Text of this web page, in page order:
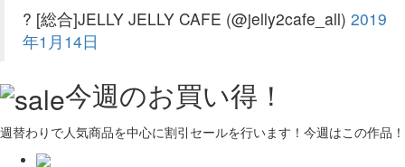
? [総合]JELLY JELLY CAFE (@jelly2cafe_all) 2019
年1月14日
今週のお買い得！
週替わりで人気商品を中心に割引セールを行います！今週はこの作品！